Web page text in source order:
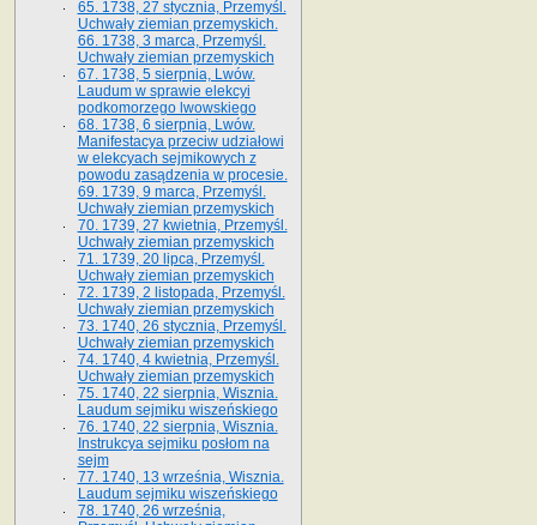
65. 1738, 27 stycznia, Przemyśl.
Uchwały ziemian przemyskich­­.
66. 1738, 3 marca, Przemyśl.
Uchwały ziemian przemyskich­
67. 1738, 5 sierpnia, Lwów.
Laudum w sprawie elekcyi
podkomorzego lwowskiego
68. 1738, 6 sierpnia, Lwów.
Manifestacya przeciw udziałowi
w elekcyach sejmikowych z
powodu zasądzenia w procesie.
69. 1739, 9 marca, Przemyśl.
Uchwały ziemian przemyskich
70. 1739, 27 kwietnia, Przemyśl.
Uchwały ziemian przemyskich
71. 1739, 20 lipca, Przemyśl.
Uchwały ziemian przemyskich
72. 1739, 2 listopada, Przemyśl.
Uchwały ziemian przemyskich
73. 1740, 26 stycznia, Przemyśl.
Uchwały ziemian przemyskich
74. 1740, 4 kwietnia, Przemyśl.
Uchwały ziemian przemyskich
75. 1740, 22 sierpnia, Wisznia.
Laudum sejmiku wiszeńskiego
76. 1740, 22 sierpnia, Wisznia.
Instrukcya sejmiku posłom na
sejm
77. 1740, 13 września, Wisznia.
Laudum sejmiku wiszeńskiego
78. 1740, 26 września,